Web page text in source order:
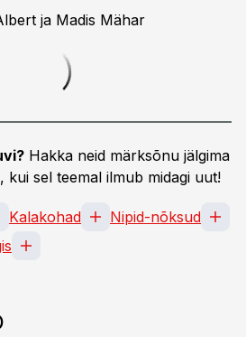
ja Madis Mähar
Hakka neid märksõnu jälgima
kui sel teemal ilmub midagi uut!
Kalakohad
Nipid-nõksud